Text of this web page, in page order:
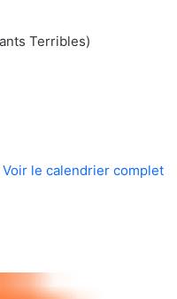
Terribles)
Voir le calendrier complet